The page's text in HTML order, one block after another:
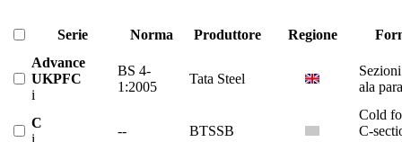
Serie Norma Produttore Regione
Advance
UKPFC
i
BS 4-
1:2005
Tata Steel
ala
C
-- BTSSB
Cold
C-